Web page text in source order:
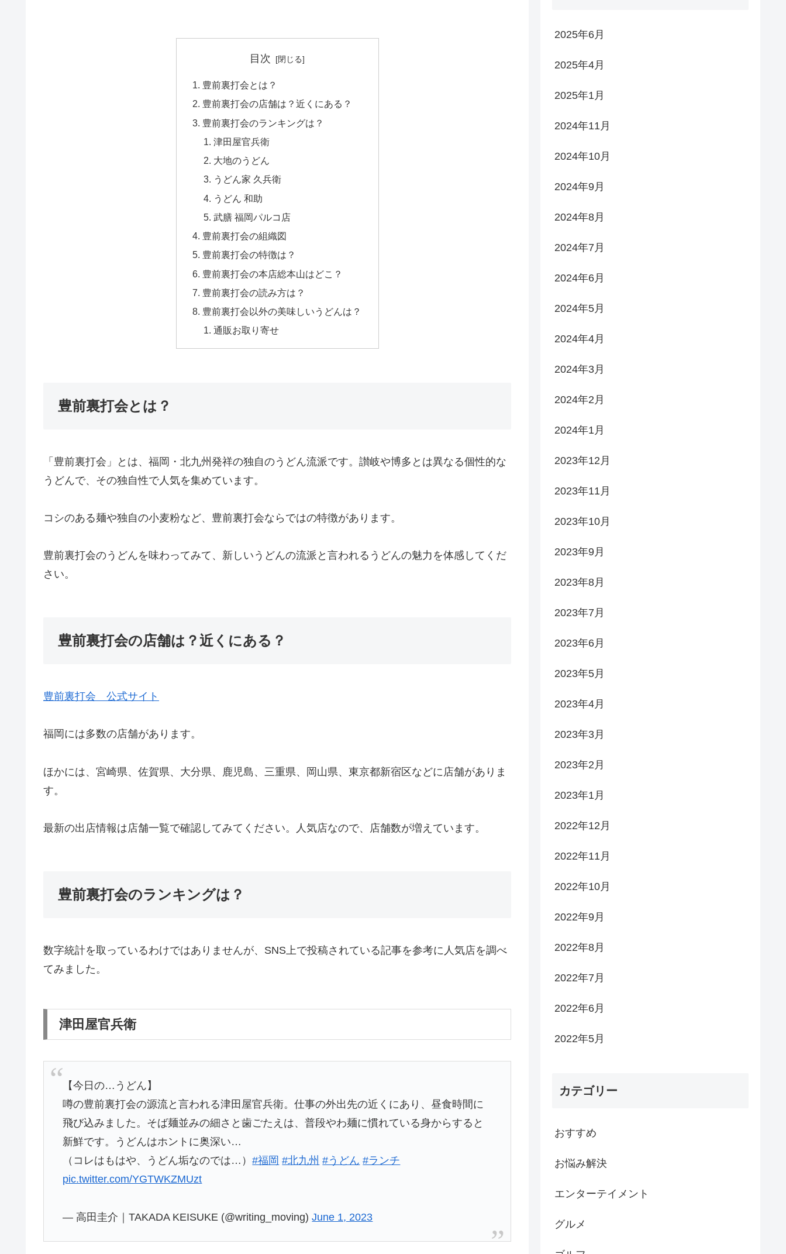
目次
豊前裏打会とは？
豊前裏打会の店舗は？近くにある？
豊前裏打会のランキングは？
津田屋官兵衛
大地のうどん
うどん家 久兵衛
うどん 和助
武膳 福岡パルコ店
豊前裏打会の組織図
豊前裏打会の特徴は？
豊前裏打会の本店総本山はどこ？
豊前裏打会の読み方は？
豊前裏打会以外の美味しいうどんは？
通販お取り寄せ
豊前裏打会とは？
「豊前裏打会」とは、福岡・北九州発祥の独自のうどん流派です。讃岐や博多とは異なる個性的な
うどんで、その独自性で人気を集めています。
コシのある麺や独自の小麦粉など、豊前裏打会ならではの特徴があります。
豊前裏打会のうどんを味わってみて、新しいうどんの流派と言われるうどんの魅力を体感してくだ
さい。
豊前裏打会の店舗は？近くにある？
豊前裏打会 公式サイト
福岡には多数の店舗があります。
ほかには、宮崎県、佐賀県、大分県、鹿児島、三重県、岡山県、東京都新宿区などに店舗がありま
す。
最新の出店情報は店舗一覧で確認してみてください。人気店なので、店舗数が増えています。
豊前裏打会のランキングは？
数字統計を取っているわけではありませんが、SNS上で投稿されている記事を参考に人気店を調べ
てみました。
津田屋官兵衛
【今日の…うどん】
噂の豊前裏打会の源流と言われる津田屋官兵衛。仕事の外出先の近くにあり、昼食時間に
飛び込みました。そば麺並みの細さと歯ごたえは、普段やわ麺に慣れている身からすると
新鮮です。うどんはホントに奥深い…
（コレはもはや、うどん垢なのでは…）#福岡 #北九州 #うどん #ランチ
pic.twitter.com/YGTWKZMUzt
— 高田圭介｜TAKADA KEISUKE (@writing_moving)June 1, 2023
2025年6月
2025年4月
2025年1月
2024年11月
2024年10月
2024年9月
2024年8月
2024年7月
2024年6月
2024年5月
2024年4月
2024年3月
2024年2月
2024年1月
2023年12月
2023年11月
2023年10月
2023年9月
2023年8月
2023年7月
2023年6月
2023年5月
2023年4月
2023年3月
2023年2月
2023年1月
2022年12月
2022年11月
2022年10月
2022年9月
2022年8月
2022年7月
2022年6月
2022年5月
カテゴリー
おすすめ
お悩み解決
エンターテイメント
グルメ